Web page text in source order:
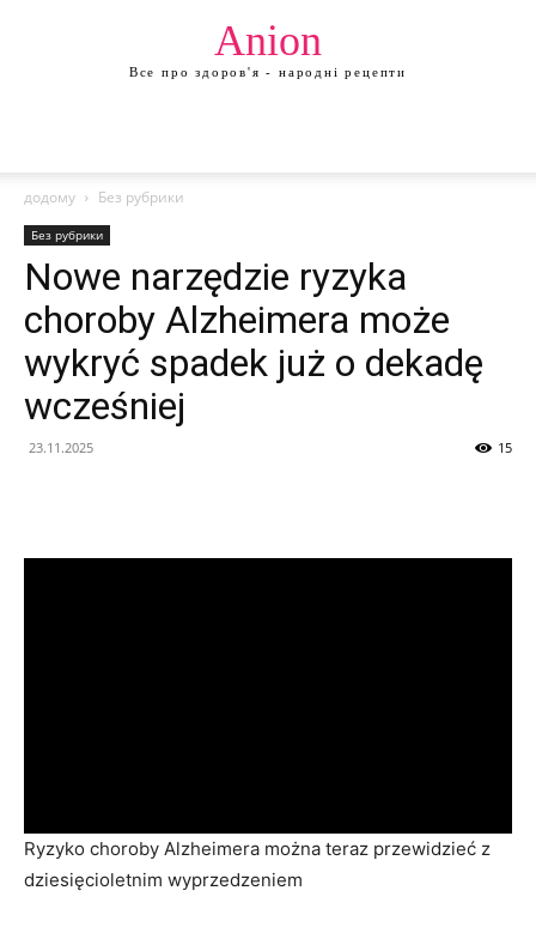
Anion
Все про здоров'я - народні рецепти
додому Без рубрики
Без рубрики
Nowe narzędzie ryzyka
choroby Alzheimera może
wykryć spadek już o dekadę
wcześniej
23.11.2025 15
Ryzyko choroby Alzheimera można teraz przewidzieć z
dziesięcioletnim wyprzedzeniem